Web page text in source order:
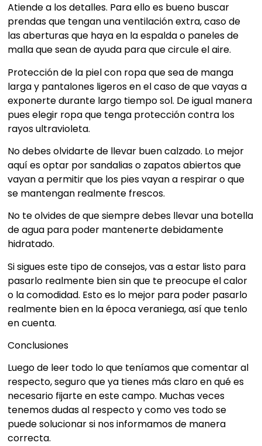
Atiende a los detalles. Para ello es bueno buscar
prendas que tengan una ventilación extra, caso de
las aberturas que haya en la espalda o paneles de
malla que sean de ayuda para que circule el aire.
Protección de la piel con ropa que sea de manga
larga y pantalones ligeros en el caso de que vayas a
exponerte durante largo tiempo sol. De igual manera
pues elegir ropa que tenga protección contra los
rayos ultravioleta.
No debes olvidarte de llevar buen calzado. Lo mejor
aquí es optar por sandalias o zapatos abiertos que
vayan a permitir que los pies vayan a respirar o que
se mantengan realmente frescos.
No te olvides de que siempre debes llevar una botella
de agua para poder mantenerte debidamente
hidratado.
Si sigues este tipo de consejos, vas a estar listo para
pasarlo realmente bien sin que te preocupe el calor
o la comodidad. Esto es lo mejor para poder pasarlo
realmente bien en la época veraniega, así que tenlo
en cuenta.
Conclusiones
Luego de leer todo lo que teníamos que comentar al
respecto, seguro que ya tienes más claro en qué es
necesario fijarte en este campo. Muchas veces
tenemos dudas al respecto y como ves todo se
puede solucionar si nos informamos de manera
correcta.